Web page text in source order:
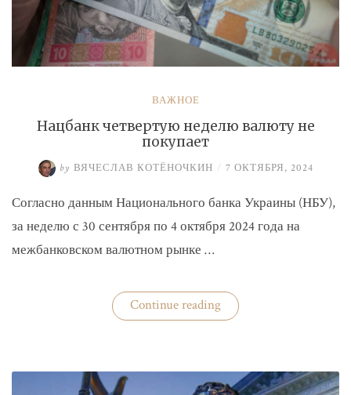
ВАЖНОЕ
Нацбанк четвертую неделю валюту не
покупает
by ВЯЧЕСЛАВ КОТЁНОЧКИН / 7 ОКТЯБРЯ, 2024
Согласно данным Национального банка Украины (НБУ),
за неделю с 30 сентября по 4 октября 2024 года на
межбанковском валютном рынке …
Continue reading«Нацбанк
четвертую
покупает»